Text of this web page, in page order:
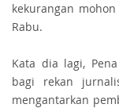
kekurangan
Rabu.
Kata dia lagi,
bagi rekan
mengantarkan